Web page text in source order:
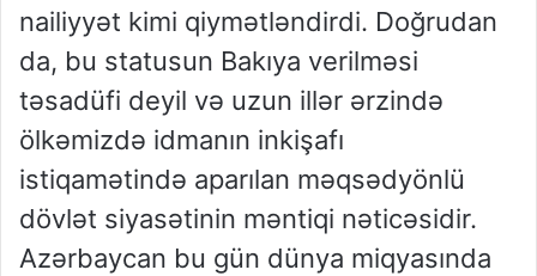
nailiyyət kimi qiymətləndirdi. Doğrudan
da, bu statusun Bakıya verilməsi
təsadüfi deyil və uzun illər ərzində
ölkəmizdə idmanın inkişafı
istiqamətində aparılan məqsədyönlü
dövlət siyasətinin məntiqi nəticəsidir.
Azərbaycan bu gün dünya miqyasında